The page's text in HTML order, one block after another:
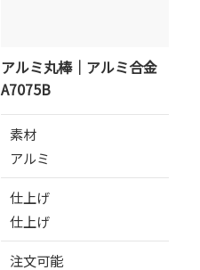
アルミ丸棒｜アルミ合金
A7075B
素材
アルミ
仕上げ
仕上げ
注文可能